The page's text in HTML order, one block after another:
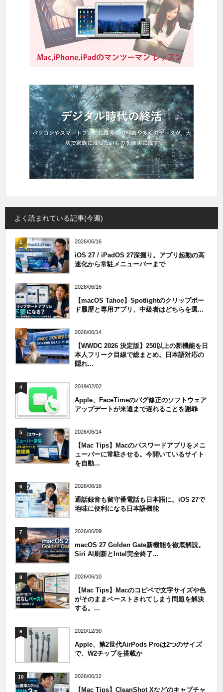
よく読まれている記事(今週)
1 2026/06/16
iOS 27 / iPadOS 27深掘り。アプリ起動の高
速化から常駐メニューバーまで
2 2026/06/16
【macOS Tahoe】Spotlightのクリップボー
ド履歴と専用アプリ、中級者はどちらを選...
3 2026/06/14
【WWDC 2026 決定版】250以上の新機能を日
本人フリーク目線で総まとめ。日本語対応の
隠れ...
4 2019/02/02
Apple、FaceTimeのバグ修正のソフトウェア
アップデートが来週まで遅れることを謝罪
5 2026/06/14
【Mac Tips】Macのパスワードアプリをメニ
ューバーに常駐させる。今開いているサイト
を自動...
6 2026/06/18
通話録音も留守番電話も日本語に。iOS 27で
地味に便利になる日本語機能
7 2026/06/09
macOS 27 Golden Gate新機能を徹底解説。
Siri AI刷新とIntel完全終了...
8 2026/06/10
【Mac Tips】Macのコピペで文字サイズや色
がそのままペーストされてしまう問題を解決
する。...
9 2020/12/30
Apple、第2世代AirPods Proは2つのサイズ
で、W2チップを搭載か
10 2026/06/12
【Mac Tips】CleanShot Xなどのキャプチャ